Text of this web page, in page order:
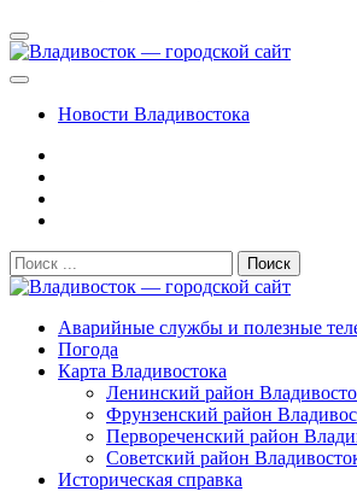
Новости Владивостока
Поиск:
Владивосток — городской сайт
Аварийные службы и полезные
Погода
Карта Владивостока
Ленинский район
Фрунзенский район
Первореченский район
Советский район
Историческая справка